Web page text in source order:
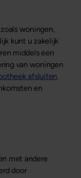
woningen,
kunt u zakelijk
middels een
van woningen
afsluiten.
en
met andere
door